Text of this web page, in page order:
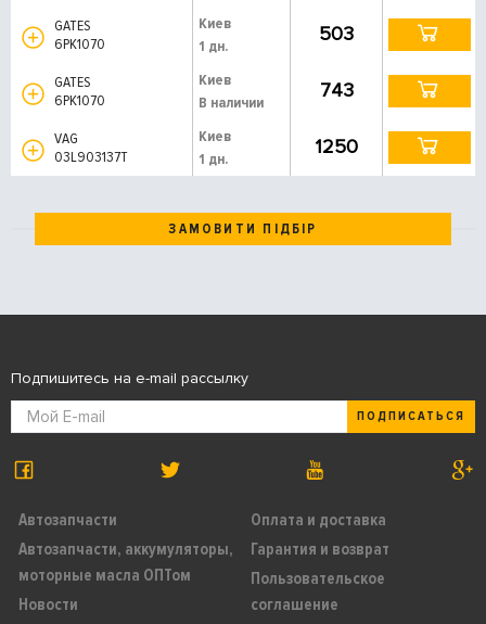
GATES
6PK1070
Киев
1 дн.
503
GATES
6PK1070
Киев
В наличии
743
VAG
03L903137T
Киев
1 дн.
1250
ЗАМОВИТИ ПІДБІР
Автозапчасти
Автозапчасти, аккумуляторы,
моторные масла ОПТом
Новости
Оплата и доставка
Гарантия и возврат
Пользовательское
соглашение
Подпишитесь на e-mail рассылку
ПОДПИСАТЬСЯ